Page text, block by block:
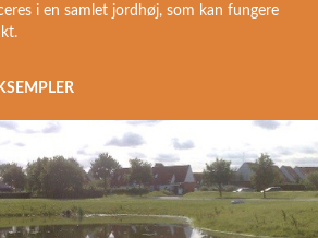
i en samlet jordhøj, som kan fungere